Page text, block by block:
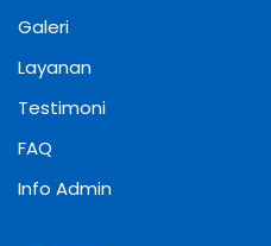
Galeri
Layanan
Testimoni
FAQ
Info Admin